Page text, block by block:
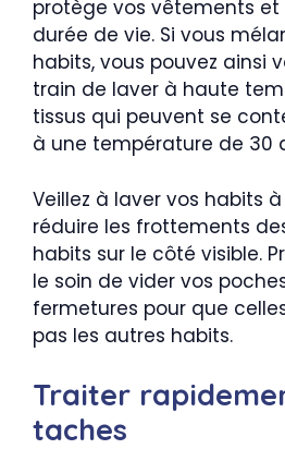
protège vos vêtements et
durée de vie. Si vous
habits, vous pouvez ainsi
train de laver à haute
tissus qui peuvent se
à une température de 30
Veillez à laver vos habits à
réduire les frottements
habits sur le côté visible.
le soin de vider vos
fermetures pour que
pas les autres habits.
Traiter
taches